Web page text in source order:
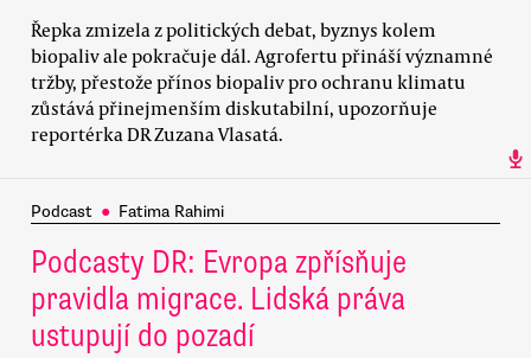
Řepka zmizela z politických debat, byznys kolem
biopaliv ale pokračuje dál. Agrofertu přináší významné
tržby, přestože přínos biopaliv pro ochranu klimatu
zůstává přinejmenším diskutabilní, upozorňuje
reportérka DR Zuzana Vlasatá.
Podcast ● Fatima Rahimi
Podcasty DR: Evropa zpřísňuje
pravidla migrace. Lidská práva
ustupují do pozadí